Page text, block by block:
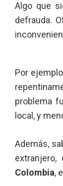
Algo que
defrauda.
Por
problema
local, y
Además,
Colombia,